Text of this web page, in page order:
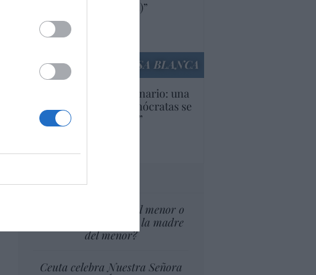
americanas (y europeas)”
por Ana Sánchez Arjona
Artículos anteriores
LA CASA BLANCA
EEUU. Inquietante escenario: una
tercera parte de los demócratas se
define como “socialista”
¿El Superior interés el menor o
el superior interés de la madre
del menor?
Ceuta celebra Nuestra Señora